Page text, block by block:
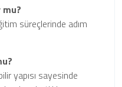
süreçlerinde adım
yapısı sayesinde